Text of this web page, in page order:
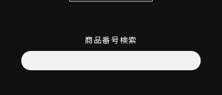
商品番号検索